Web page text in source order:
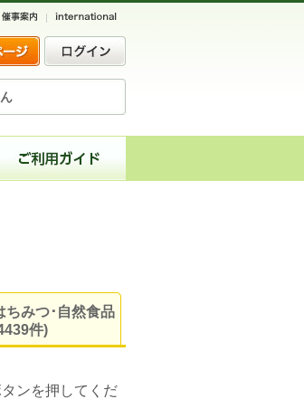
ちみつ･自然食品
件)
ンを押してくだ